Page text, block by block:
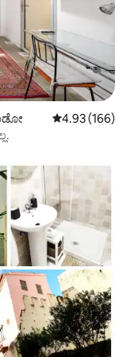
5 ರಲ್ಲಿ 4.93
4.93 (166)